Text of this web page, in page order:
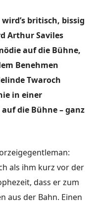
britisch, bissig
Arthur Saviles
auf die Bühne,
Benehmen
Twaroch
in einer
die Bühne – ganz
als ihm kurz vor der
dass er zum
aus der Bahn. Einen